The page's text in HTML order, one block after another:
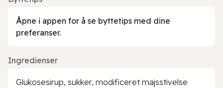
Åpne i appen for å se byttetips med dine
preferanser.
Ingredienser
Glukosesirup, sukker, modificeret majsstivelse